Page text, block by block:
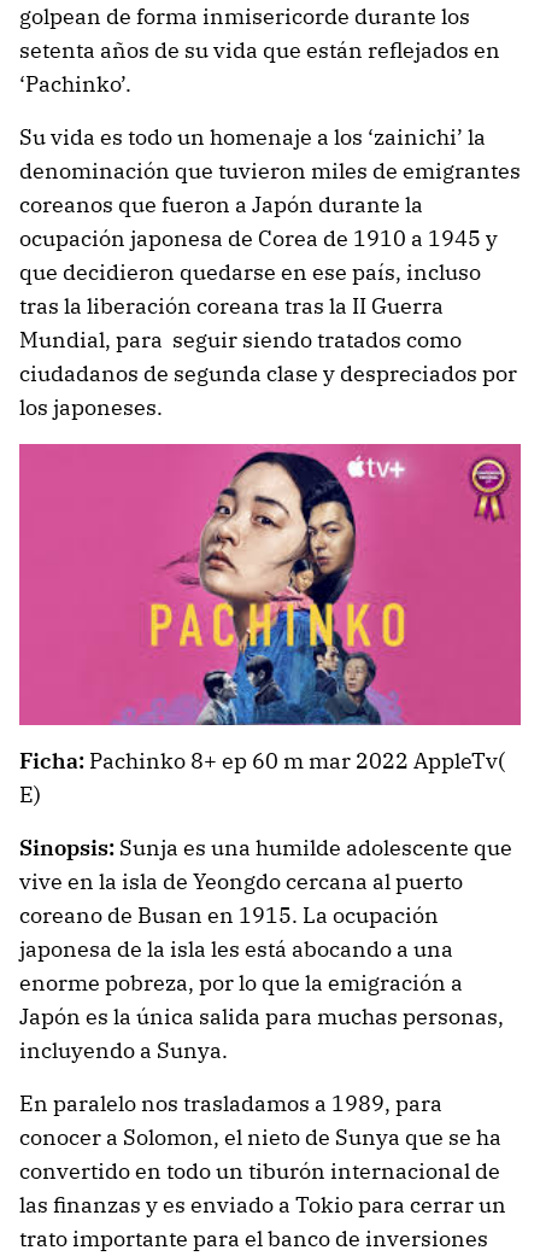
golpean de forma inmisericorde durante los
setenta años de su vida que están reflejados en
‘Pachinko’.
Su vida es todo un homenaje a los ‘zainichi’ la
denominación que tuvieron miles de emigrantes
coreanos que fueron a Japón durante la
ocupación japonesa de Corea de 1910 a 1945 y
que decidieron quedarse en ese país, incluso
tras la liberación coreana tras la II Guerra
Mundial, para seguir siendo tratados como
ciudadanos de segunda clase y despreciados por
los japoneses.
Ficha: Pachinko 8+ ep 60 m mar 2022 AppleTv(
E)
Sinopsis: Sunja es una humilde adolescente que
vive en la isla de Yeongdo cercana al puerto
coreano de Busan en 1915. La ocupación
japonesa de la isla les está abocando a una
enorme pobreza, por lo que la emigración a
Japón es la única salida para muchas personas,
incluyendo a Sunya.
En paralelo nos trasladamos a 1989, para
conocer a Solomon, el nieto de Sunya que se ha
convertido en todo un tiburón internacional de
las finanzas y es enviado a Tokio para cerrar un
trato importante para el banco de inversiones